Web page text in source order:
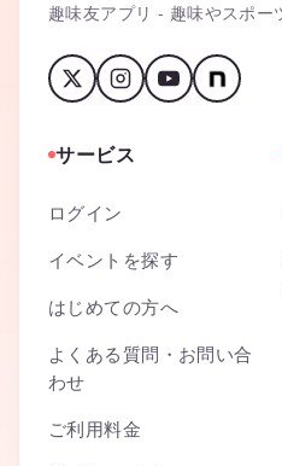
趣味友アプリ - 趣味やスポー
サービス
ログイン
イベントを探す
はじめての方へ
よくある質問・お問い合
わせ
ご利用料金